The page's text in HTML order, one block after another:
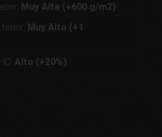
Muy Alta (+600 g/m2)
Muy Alto (+1
Alto (+20%)